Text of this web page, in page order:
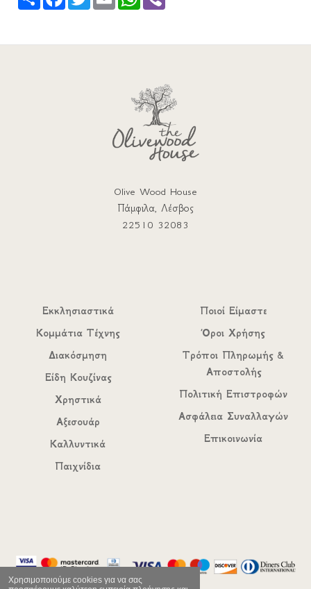
Χρησιμοποιούμε cookies για να σας
Olive Wood House
Πάμφιλα, Λέσβος
22510 32083
Εκκλησιαστικά
Κομμάτια Τέχνης
Διακόσμηση
Είδη Κουζίνας
Χρηστικά
Αξεσουάρ
Καλλυντικά
Παιχνίδια
Ποιοί Είμαστε
Όροι Χρήσης
Τρόποι Πληρωμής &
Αποστολής
Πολιτική Επιστροφών
Ασφάλεια Συναλλαγών
Επικοινωνία